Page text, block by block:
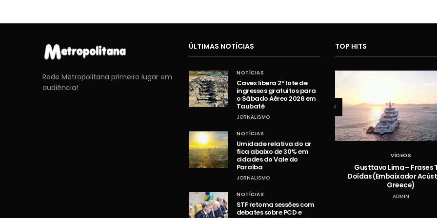
Rede Metropolitana primeiro lugar em
audiência!
ÚLTIMAS NOTÍCIAS
NOTÍCIAS
Cavex libera 2º lote de
ingressos gratuitos para
o Sábado Aéreo 2026 em
Taubaté
JORNALISMO
NOTÍCIAS
Umidade relativa do ar
fica abaixo de 30% em
cidades do Vale do
Paraíba
JORNALISMO
NOTÍCIAS
STF retoma sessões com
debates sobre PCD e
TOP HITS
VÍDEOS
Hugo e Guilherme – Vazou na
Braquiara
VÍDEOS
Gusttavo Lima – Frases
Doídas (Embaixador
Greece)
ADMIN